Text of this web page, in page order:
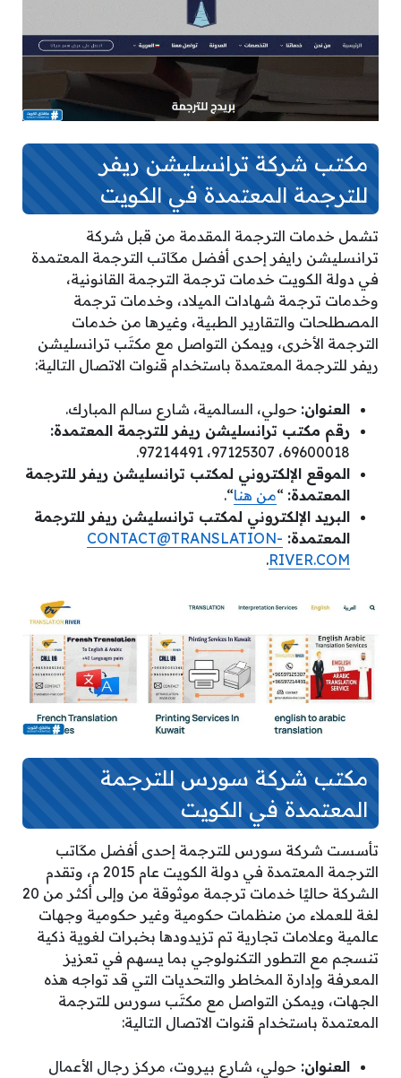
مكتب شركة ترانسليشن ريفر
للترجمة المعتمدة في الكويت
تشمل خدمات الترجمة المقدمة من قبل شركة
ترانسليشن رايفر إحدى أفضل مكَاتب الترجمة المعتمدة
في دولة الكويت خدمات ترجمة الترجمة القانونية،
وخدمات ترجمة شهادات الميلاد، وخدمات ترجمة
المصطلحات والتقارير الطبية، وغيرها من خدمات
الترجمة الأخرى، ويمكن التواصل مع مكتَب ترانسليشن
ريفر للترجمة المعتمدة باستخدام قنوات الاتصال التالية:
العنوان: حولي، السالمية، شارع سالم المبارك.
رقم مكتب ترانسليشن ريفر للترجمة المعتمدة:
69600018، 97125307، 97214491.
الموقع الإلكتروني لمكتب ترانسليشن ريفر للترجمة
المعتمدة: “من هنا“.
البريد الإلكتروني لمكتب ترانسليشن ريفر للترجمة
المعتمدة: CONTACT@TRANSLATION-
RIVER.COM
.
مكتب شركة سورس للترجمة
المعتمدة في الكويت
تأسست شركة سورس للترجمة إحدى أفضل مكَاتب
الترجمة المعتمدة في دولة الكويت عام 2015 م، وتقدم
الشركة حاليًا خدمات ترجمة موثوقة من وإلى أكثر من 20
لغة للعملاء من منظمات حكومية وغير حكومية وجهات
عالمية وعلامات تجارية تم تزيدودها بخبرات لغوية ذكية
تنسجم مع التطور التكنولوجي بما يسهم في تعزيز
المعرفة وإدارة المخاطر والتحديات التي قد تواجه هذه
الجهات، ويمكن التواصل مع مكتَب سورس للترجمة
المعتمدة باستخدام قنوات الاتصال التالية:
العنوان: حولي، شارع بيروت، مركز رجال الأعمال